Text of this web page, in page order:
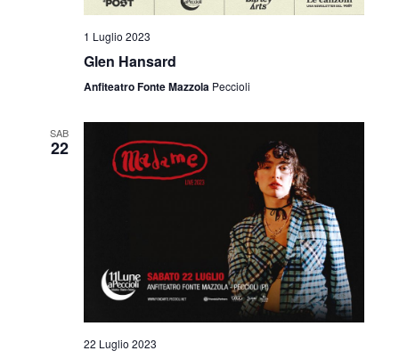
1 Luglio 2023
Glen Hansard
Anfiteatro Fonte Mazzola Peccioli
SAB
22
22 Luglio 2023